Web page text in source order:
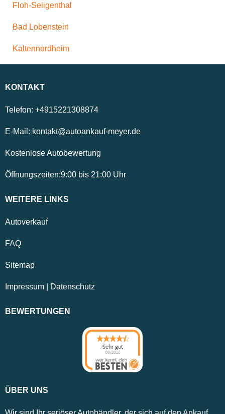
Floh-Seligenthal
Bad Lobenstein
Kaltennordheim
KONTAKT
Telefon: +4915221308874
E-Mail: kontakt@autoankauf-meyer.de
Kostenlose Autobewertung
Öffnungszeiten:9:00 bis 21:00 Uhr
WEITERE LINKS
Autoverkauf
FAQ
Sitemap
Impressum Datenschutz
BEWERTUNGEN
Sehr gut
08/2026
ÜBER UNS